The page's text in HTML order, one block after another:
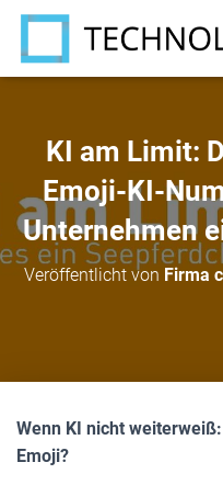
KI am Limit:
Emoji-KI-
Unternehmen
Veröffentlicht von Firma
Wenn KI nicht
Emoji?